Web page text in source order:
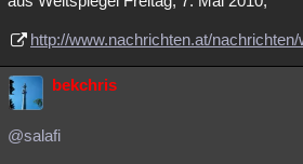
http://www.nachrichten.at/
bekchris
@salafi